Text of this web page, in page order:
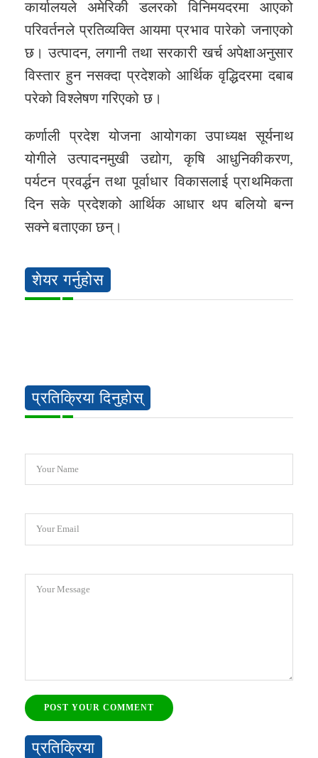
कार्यालयले अमेरिकी डलरको विनिमयदरमा आएको
परिवर्तनले प्रतिव्यक्ति आयमा प्रभाव पारेको जनाएको
छ। उत्पादन, लगानी तथा सरकारी खर्च अपेक्षाअनुसार
विस्तार हुन नसक्दा प्रदेशको आर्थिक वृद्धिदरमा दबाब
परेको विश्लेषण गरिएको छ।
कर्णाली प्रदेश योजना आयोगका उपाध्यक्ष सूर्यनाथ
योगीले उत्पादनमुखी उद्योग, कृषि आधुनिकीकरण,
पर्यटन प्रवर्द्धन तथा पूर्वाधार विकासलाई प्राथमिकता
दिन सके प्रदेशको आर्थिक आधार थप बलियो बन्न
सक्ने बताएका छन्।
शेयर गर्नुहोस
प्रतिक्रिया दिनुहोस्
Your Name
Your Email
Your Message
POST YOUR COMMENT
प्रतिक्रिया